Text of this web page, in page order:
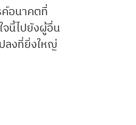
อนาคตที่
จนี้ไปยังผู้อื่น
ลงที่ยิ่งใหญ่